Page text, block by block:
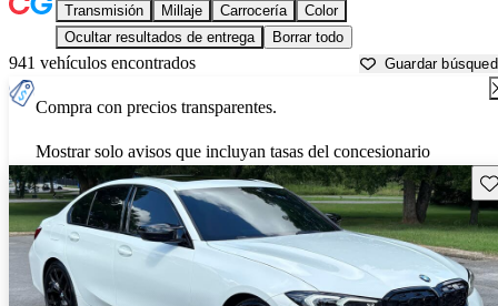
Transmisión Millaje Carrocería
Color
Ocultar resultados de entrega
Borrar todo
941 vehículos encontrados Guardar
Compra con precios transparentes.
Mostrar solo avisos que incluyan tasas del concesionario